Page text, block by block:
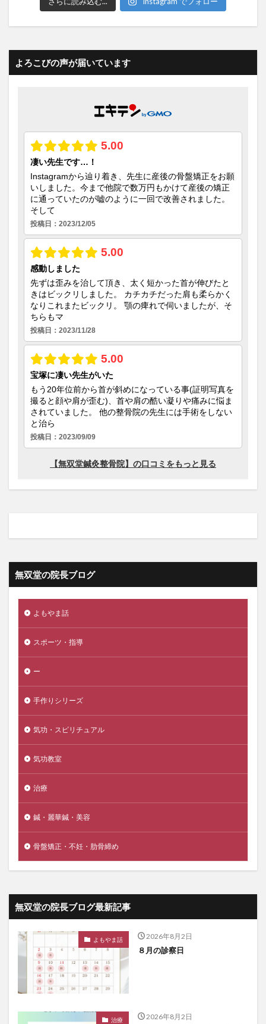
よろこびの声が届いています
無双堂の院長ブログ
よもやま話
スポーツ・指導
ー
手作りシリーズ
気功・スピリチュアル
気功教室
治療
鍼・麗華鍼・美容
骨盤矯正・不妊・肋骨締め
無双堂の院長ブログ最新記事
よもやま話 2026年8月2日
８月の診察日
治療 2026年8月2日